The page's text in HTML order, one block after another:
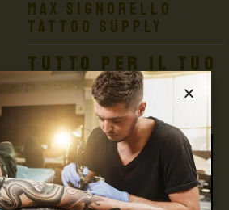
Max Signorello
Tattoo Supply
TUTTO PER IL TUO
TATTOO STUDIO